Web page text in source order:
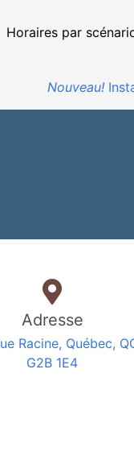
Horaires par
Nouveau!
Adresse
Racine, Québec,
G2B 1E4